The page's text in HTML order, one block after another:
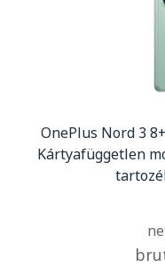
OnePlus Nord 3
Kártyafüggetlen